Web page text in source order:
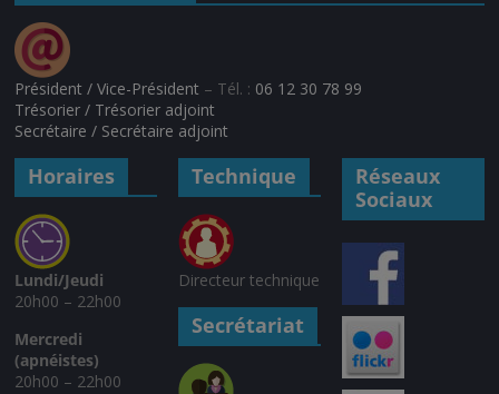
Président / Vice-Président – Tél. : 06 12 30 78 99
Trésorier / Trésorier adjoint
Secrétaire / Secrétaire adjoint
Horaires
Lundi/Jeudi
20h00 – 22h00
Mercredi
(apnéistes)
20h00 – 22h00
Technique
Directeur technique
Secrétariat
Réseaux
Sociaux